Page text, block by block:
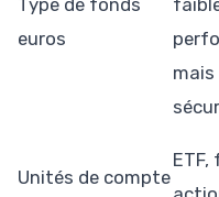
euros
mais
Unités de compte
ETF,